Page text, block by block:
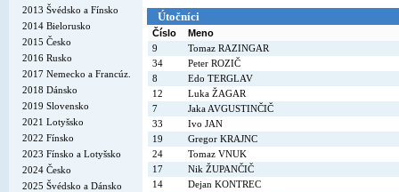
2013 Švédsko a Fínsko
2014 Bielorusko
2015 Česko
2016 Rusko
2017 Nemecko a Francúz.
2018 Dánsko
2019 Slovensko
2021 Lotyšsko
2022 Fínsko
2023 Fínsko a Lotyšsko
2024 Česko
2025 Švédsko a Dánsko
Útočníci
Číslo
Meno
9
Tomaz RAZINGAR
34
Peter ROZIČ
8
Edo TERGLAV
12
Luka ŽAGAR
7
Jaka AVGUSTINČIČ
33
Ivo JAN
19
Gregor KRAJNC
24
Tomaz VNUK
17
Nik ŽUPANČIČ
14
Dejan KONTREC